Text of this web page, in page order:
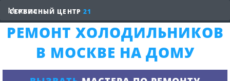
СЕРВИСНЫЙ ЦЕНТР 21
РЕМОНТ ХОЛОДИЛЬНИКОВ
В МОСКВЕ НА ДОМУ